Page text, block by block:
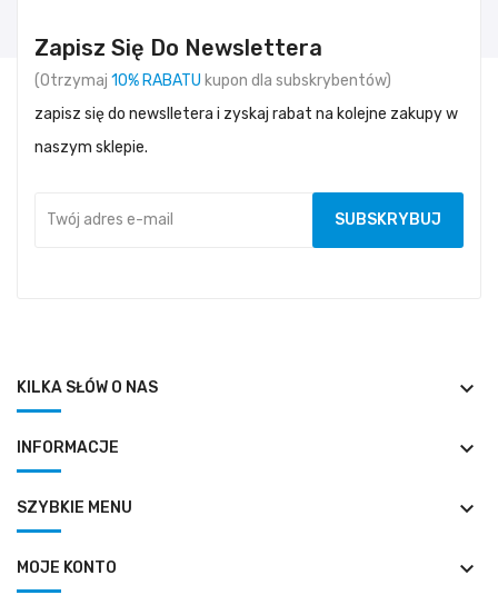
Zapisz Się Do Newslettera
(Otrzymaj 10% RABATU kupon dla subskrybentów)
zapisz się do newslletera i zyskaj rabat na kolejne zakupy w
naszym sklepie.
KILKA SŁÓW O NAS keyboard_arrow_down
INFORMACJE keyboard_arrow_down
SZYBKIE MENU keyboard_arrow_down
MOJE KONTO keyboard_arrow_down